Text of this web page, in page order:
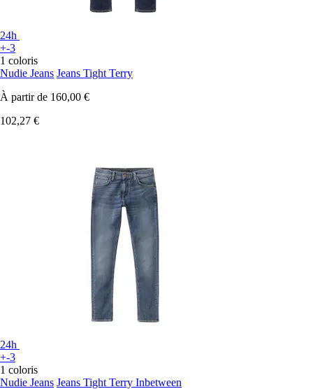
24h
+-3
1 coloris
Nudie Jeans Jeans Tight Terry
À partir de 160,00 €
102,27 €
24h
+-3
1 coloris
Nudie Jeans Jeans Tight Terry Inbetween